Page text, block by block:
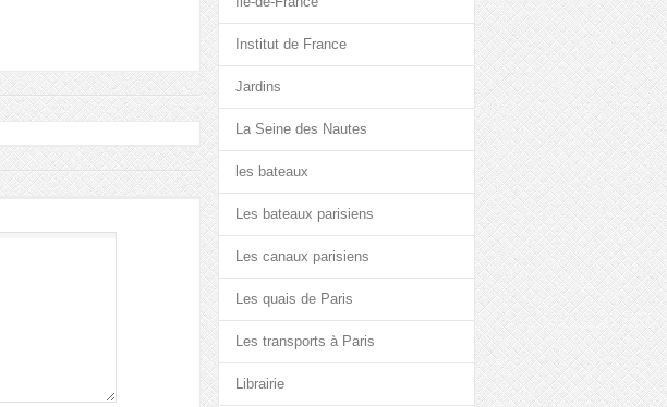
Institut de France
Jardins
La Seine des Nautes
les bateaux
Les bateaux parisiens
Les canaux parisiens
Les quais de Paris
Les transports à Paris
Librairie